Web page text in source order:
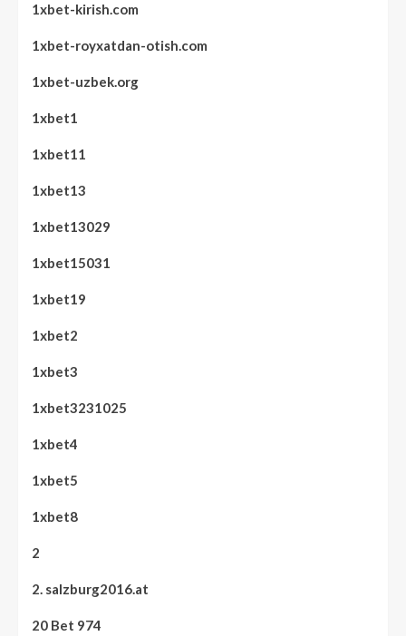
1xbet-kirish.com
1xbet-royxatdan-otish.com
1xbet-uzbek.org
1xbet1
1xbet11
1xbet13
1xbet13029
1xbet15031
1xbet19
1xbet2
1xbet3
1xbet3231025
1xbet4
1xbet5
1xbet8
2
2. salzburg2016.at
20 Bet 974